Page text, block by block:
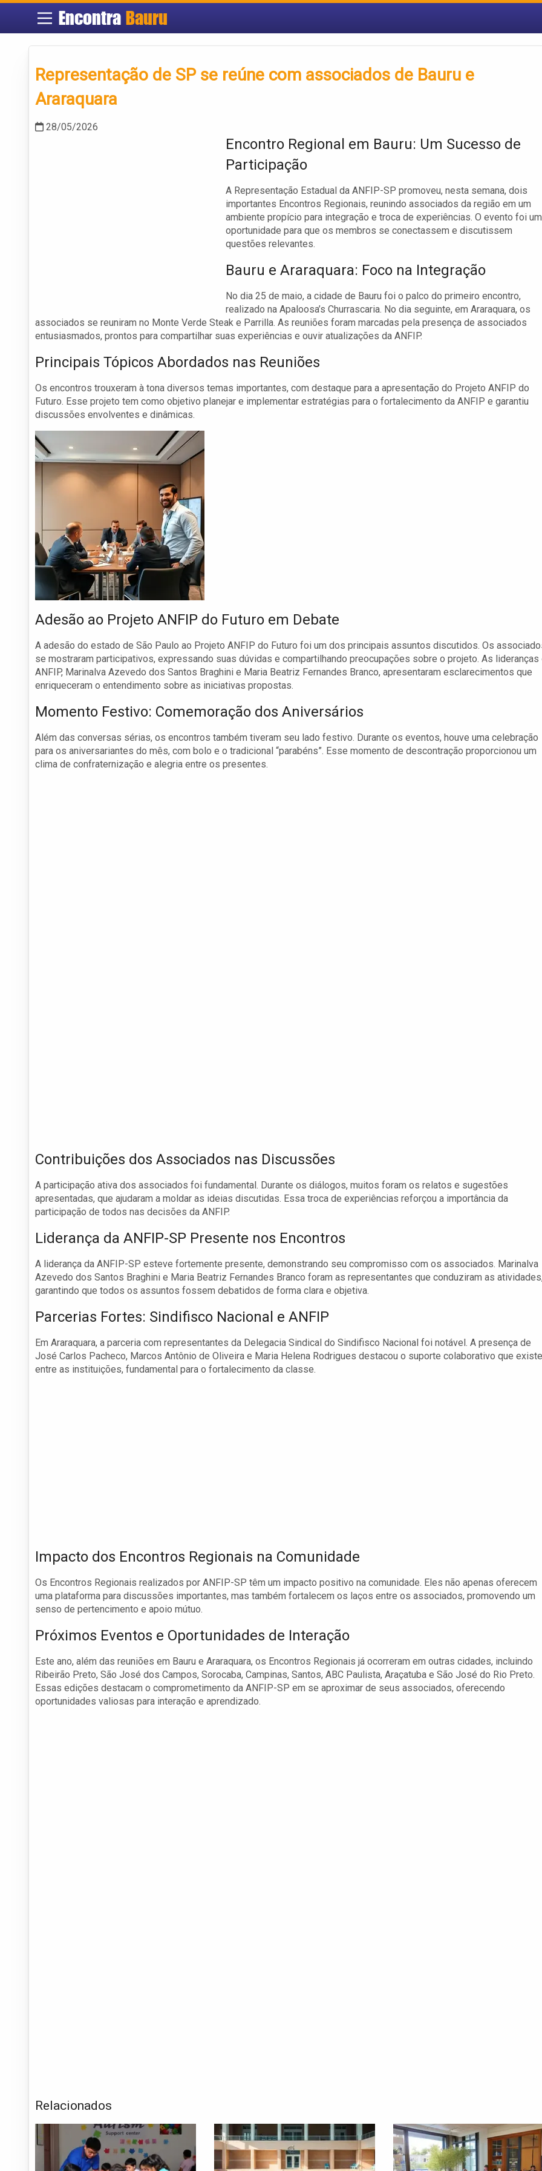
EncontraBauru
Representação de SP se reúne com associados de Bauru e
Araraquara
28/05/2026
Encontro Regional em Bauru: Um Sucesso de
Participação
A Representação Estadual da ANFIP-SP promoveu, nesta semana, dois
importantes Encontros Regionais, reunindo associados da região em um
ambiente propício para integração e troca de experiências. O evento foi
oportunidade para que os membros se conectassem e discutissem
questões relevantes.
Bauru e Araraquara: Foco na Integração
No dia 25 de maio, a cidade de Bauru foi o palco do primeiro encontro,
realizado na Apaloosa’s Churrascaria. No dia seguinte, em Araraquara, os
associados se reuniram no Monte Verde Steak e Parrilla. As reuniões foram marcadas pela presença de associados
entusiasmados, prontos para compartilhar suas experiências e ouvir atualizações da ANFIP.
Principais Tópicos Abordados nas Reuniões
Os encontros trouxeram à tona diversos temas importantes, com destaque para a apresentação do Projeto ANFIP do
Futuro. Esse projeto tem como objetivo planejar e implementar estratégias para o fortalecimento da ANFIP e garantiu
discussões envolventes e dinâmicas.
Adesão ao Projeto ANFIP do Futuro em Debate
A adesão do estado de São Paulo ao Projeto ANFIP do Futuro foi um dos principais assuntos discutidos. Os
se mostraram participativos, expressando suas dúvidas e compartilhando preocupações sobre o projeto. As lideranças
ANFIP, Marinalva Azevedo dos Santos Braghini e Maria Beatriz Fernandes Branco, apresentaram esclarecimentos que
enriqueceram o entendimento sobre as iniciativas propostas.
Momento Festivo: Comemoração dos Aniversários
Além das conversas sérias, os encontros também tiveram seu lado festivo. Durante os eventos, houve uma celebração
para os aniversariantes do mês, com bolo e o tradicional “parabéns”. Esse momento de descontração proporcionou um
clima de confraternização e alegria entre os presentes.
Contribuições dos Associados nas Discussões
A participação ativa dos associados foi fundamental. Durante os diálogos, muitos foram os relatos e sugestões
apresentadas, que ajudaram a moldar as ideias discutidas. Essa troca de experiências reforçou a importância da
participação de todos nas decisões da ANFIP.
Liderança da ANFIP-SP Presente nos Encontros
A liderança da ANFIP-SP esteve fortemente presente, demonstrando seu compromisso com os associados. Marinalva
Azevedo dos Santos Braghini e Maria Beatriz Fernandes Branco foram as representantes que conduziram as
garantindo que todos os assuntos fossem debatidos de forma clara e objetiva.
Parcerias Fortes: Sindifisco Nacional e ANFIP
Em Araraquara, a parceria com representantes da Delegacia Sindical do Sindifisco Nacional foi notável. A presença de
José Carlos Pacheco, Marcos Antônio de Oliveira e Maria Helena Rodrigues destacou o suporte colaborativo que existe
entre as instituições, fundamental para o fortalecimento da classe.
Impacto dos Encontros Regionais na Comunidade
Os Encontros Regionais realizados por ANFIP-SP têm um impacto positivo na comunidade. Eles não apenas oferecem
uma plataforma para discussões importantes, mas também fortalecem os laços entre os associados, promovendo um
senso de pertencimento e apoio mútuo.
Próximos Eventos e Oportunidades de Interação
Este ano, além das reuniões em Bauru e Araraquara, os Encontros Regionais já ocorreram em outras cidades, incluindo
Ribeirão Preto, São José dos Campos, Sorocaba, Campinas, Santos, ABC Paulista, Araçatuba e São José do Rio Preto.
Essas edições destacam o comprometimento da ANFIP-SP em se aproximar de seus associados, oferecendo
oportunidades valiosas para interação e aprendizado.
Relacionados